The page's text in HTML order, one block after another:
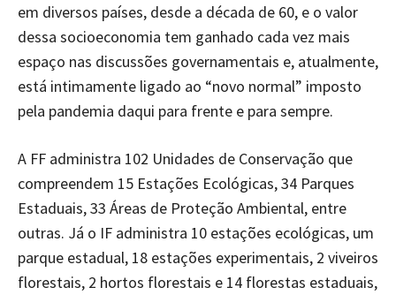
em diversos países, desde a década de 60, e o valor
dessa socioeconomia tem ganhado cada vez mais
espaço nas discussões governamentais e, atualmente,
está intimamente ligado ao “novo normal” imposto
pela pandemia daqui para frente e para sempre.
A FF administra 102 Unidades de Conservação que
compreendem 15 Estações Ecológicas, 34 Parques
Estaduais, 33 Áreas de Proteção Ambiental, entre
outras. Já o IF administra 10 estações ecológicas, um
parque estadual, 18 estações experimentais, 2 viveiros
florestais, 2 hortos florestais e 14 florestas estaduais,